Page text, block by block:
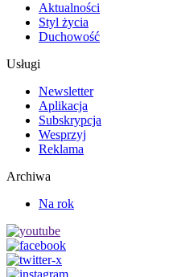
Aktualności
Styl życia
Duchowość
Usługi
Newsletter
Aplikacja
Subskrypcja
Wesprzyj
Reklama
Archiwa
Na rok